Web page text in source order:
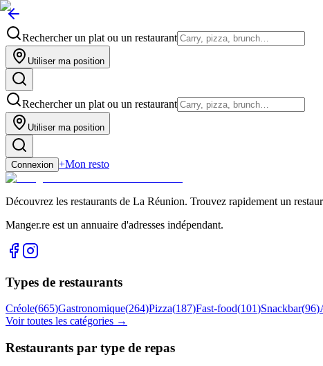
Rechercher un plat ou un restaurant
Utiliser ma position
Rechercher un plat ou un restaurant
Utiliser ma position
Connexion +Mon resto
Découvrez les restaurants de La Réunion. Trouvez rapidement un
Manger.re est un annuaire d'adresses indépendant.
Types de restaurants
Créole(665)Gastronomique(264)Pizza(187)Fast-food(101)Snackbar(96)
Voir toutes les catégories →
Restaurants par type de repas